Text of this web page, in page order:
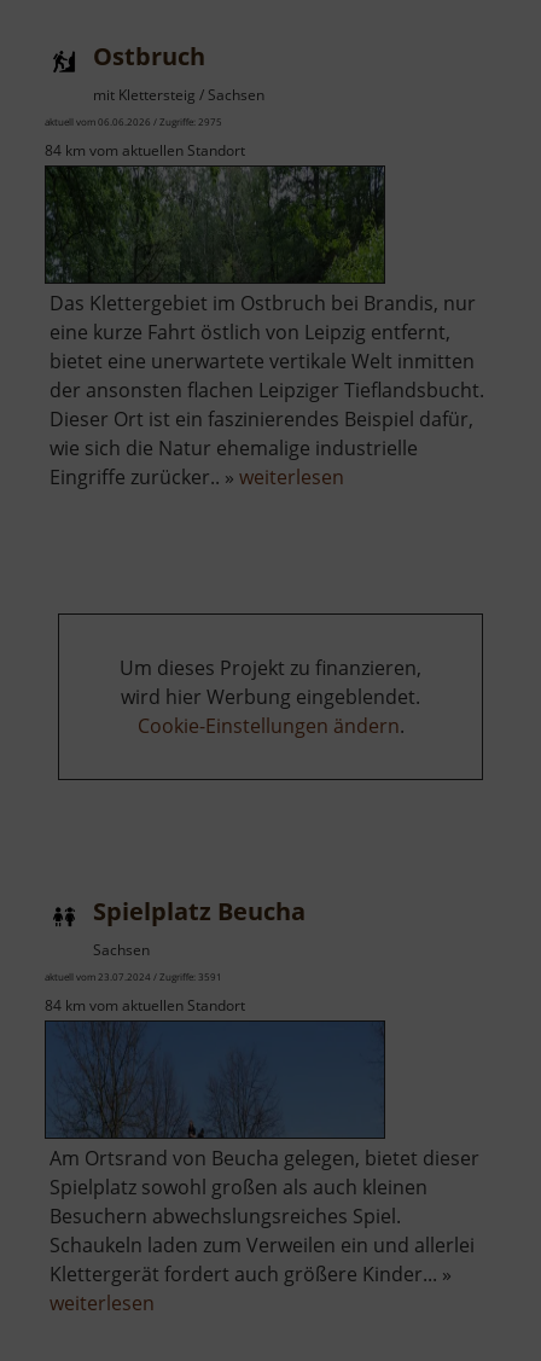
Ostbruch
mit Klettersteig / Sachsen
aktuell vom 06.06.2026 / Zugriffe: 2975
84 km vom aktuellen Standort
Das Klettergebiet im Ostbruch bei Brandis, nur
eine kurze Fahrt östlich von Leipzig entfernt,
bietet eine unerwartete vertikale Welt inmitten
der ansonsten flachen Leipziger Tieflandsbucht.
Dieser Ort ist ein faszinierendes Beispiel dafür,
wie sich die Natur ehemalige industrielle
Eingriffe zurücker.. » weiterlesen
Um dieses Projekt zu finanzieren,
wird hier Werbung eingeblendet.
Cookie-Einstellungen ändern.
Spielplatz Beucha
Sachsen
aktuell vom 23.07.2024 / Zugriffe: 3591
84 km vom aktuellen Standort
Am Ortsrand von Beucha gelegen, bietet dieser
Spielplatz sowohl großen als auch kleinen
Besuchern abwechslungsreiches Spiel.
Schaukeln laden zum Verweilen ein und allerlei
Klettergerät fordert auch größere Kinder... »
weiterlesen